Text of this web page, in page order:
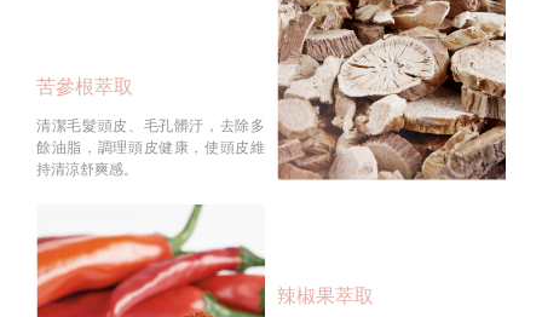
苦參根萃取
清潔毛髮頭皮、毛孔髒汙，去除多
餘油脂，調理頭皮健康，使頭皮維
持清涼舒爽感。
辣椒果萃取